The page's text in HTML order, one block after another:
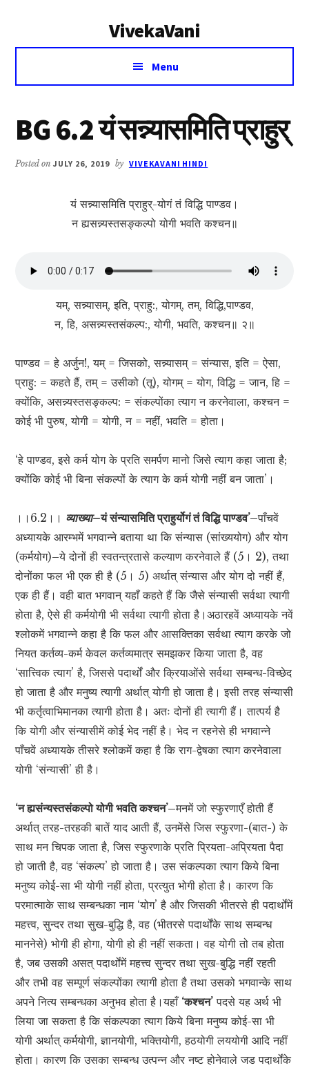
VivekaVani
Voice
Vivekananda
Menu
BG 6.2 यं सन्न्यासमिति प्राहु‍र्
Posted onJULY 26, 2019 by VIVEKAVANI HINDI
यं सन्न्यासमिति प्राहु‍र्-योगं तं विद्धि पाण्डव।
न ह्यसन्न्यस्तसङ्कल्पो योगी भवति कश्चन॥
यम्, सन्न्यासम्, इति, प्राहु:, योगम्, तम्, विद्धि,पाण्डव,
न, हि, असन्न्यस्तसंकल्प:, योगी, भवति, कश्चन॥ २॥
पाण्डव = हे अर्जुन!, यम् = जिसको, सन्न्यासम् = संन्यास, इति = ऐसा,
प्राहु: = कहते हैं, तम् = उसीको (तू), योगम् = योग, विद्धि = जान, हि =
क्योंकि, असन्न्यस्तसङ्कल्प: = संकल्पोंका त्याग न करनेवाला, कश्चन =
कोई भी पुरुष, योगी = योगी, न = नहीं, भवति = होता।
‘हे पाण्डव, इसे कर्म योग के प्रति समर्पण मानो जिसे त्याग कहा जाता है;
क्योंकि कोई भी बिना संकल्पों के त्याग के कर्म योगी नहीं बन जाता’।
।।6.2।। व्याख्या–यं संन्यासमिति प्राहुर्योगं तं विद्धि पाण्डव’–पाँचवें
अध्यायके आरम्भमें भगवान्ने बताया था कि संन्यास (सांख्ययोग) और योग
(कर्मयोग)–ये दोनों ही स्वतन्त्रतासे कल्याण करनेवाले हैं (5। 2), तथा
दोनोंका फल भी एक ही है (5। 5) अर्थात् संन्यास और योग दो नहीं हैं,
एक ही हैं। वही बात भगवान् यहाँ कहते हैं कि जैसे संन्यासी सर्वथा त्यागी
होता है, ऐसे ही कर्मयोगी भी सर्वथा त्यागी होता है।अठारहवें अध्यायके नवें
श्लोकमें भगवान्ने कहा है कि फल और आसक्तिका सर्वथा त्याग करके जो
नियत कर्तव्य-कर्म केवल कर्तव्यमात्र समझकर किया जाता है, वह
‘सात्त्विक त्याग’ है, जिससे पदार्थों और क्रियाओंसे सर्वथा सम्बन्ध-विच्छेद
हो जाता है और मनुष्य त्यागी अर्थात् योगी हो जाता है। इसी तरह संन्यासी
भी कर्तृत्वाभिमानका त्यागी होता है। अतः दोनों ही त्यागी हैं। तात्पर्य है
कि योगी और संन्यासीमें कोई भेद नहीं है। भेद न रहनेसे ही भगवान्ने
पाँचवें अध्यायके तीसरे श्लोकमें कहा है कि राग-द्वेषका त्याग करनेवाला
योगी ‘संन्यासी’ ही है।
‘न ह्यसंन्यस्तसंकल्पो योगी भवति कश्चन’–मनमें जो स्फुरणाएँ होती हैं
अर्थात् तरह-तरहकी बातें याद आती हैं, उनमेंसे जिस स्फुरणा-(बात-) के
साथ मन चिपक जाता है, जिस स्फुरणाके प्रति प्रियता-अप्रियता पैदा
हो जाती है, वह ‘संकल्प’ हो जाता है। उस संकल्पका त्याग किये बिना
मनुष्य कोई-सा भी योगी नहीं होता, प्रत्युत भोगी होता है। कारण कि
परमात्माके साथ सम्बन्धका नाम ‘योग’ है और जिसकी भीतरसे ही पदार्थोंमें
महत्त्व, सुन्दर तथा सुख-बुद्धि है, वह (भीतरसे पदार्थोंके साथ सम्बन्ध
माननेसे) भोगी ही होगा, योगी हो ही नहीं सकता। वह योगी तो तब होता
है, जब उसकी असत् पदार्थोंमें महत्त्व सुन्दर तथा सुख-बुद्धि नहीं रहती
और तभी वह सम्पूर्ण संकल्पोंका त्यागी होता है तथा उसको भगवान्के साथ
अपने नित्य सम्बन्धका अनुभव होता है।यहाँ ‘कश्चन’ पदसे यह अर्थ भी
लिया जा सकता है कि संकल्पका त्याग किये बिना मनुष्य कोई-सा भी
योगी अर्थात् कर्मयोगी, ज्ञानयोगी, भक्तियोगी, हठयोगी लययोगी आदि नहीं
होता। कारण कि उसका सम्बन्ध उत्पन्न और नष्ट होनेवाले जड पदार्थोंके